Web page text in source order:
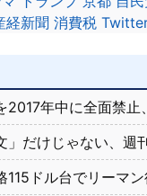
経新聞 消費税
2017年中に全面禁止
」だけじゃない、週
115ドル台でリーマ